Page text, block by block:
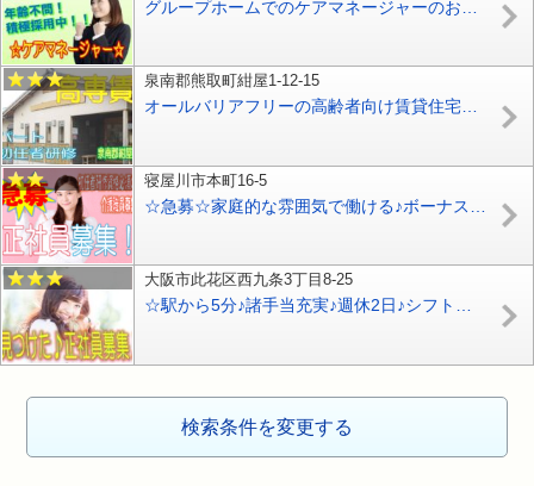
泉南郡熊取町紺屋1-12-15
オールバリアフリーの高齢者向け賃貸住宅で介護のお仕事♪初任者研修をお持ちのパートさん大募集♪経験不問♪夜勤勤務あり♪【泉南郡熊取町紺屋】【パート社員】【ID：1215-sng-h2-p-s】
寝屋川市本町16-5
大阪市此花区西九条3丁目8-25
☆駅から5分♪諸手当充実♪週休2日♪シフト相談可♪医療法人母体のグループホームで正社員で介護のお仕事♪プライベート充実♪おススメ♪女性活躍中♪【大阪市此花区】【正社員】【ID：1539-oko-h2-s-s】
検索条件を変更する